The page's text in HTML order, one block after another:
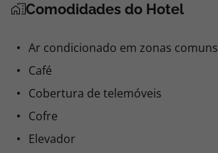
Comodidades do Hotel
Ar condicionado em zonas comuns
Café
Cobertura de telemóveis
Cofre
Elevador